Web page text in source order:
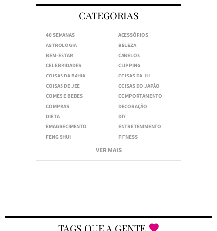
CATEGORIAS
40 SEMANAS
ACESSÓRIOS
ASTROLOGIA
BELEZA
BEM-ESTAR
CABELOS
CELEBRIDADES
CLIPPING
COISAS DA BAHIA
COISAS DA JU
COISAS DE JEE
COISAS DO JAPÃO
COMES E BEBES
COMPORTAMENTO
COMPRAS
DECORAÇÃO
DIETA
DIY
EMAGRECIMENTO
ENTRETENIMENTO
FENG SHUI
FITNESS
VER MAIS
TAGS QUE A GENTE